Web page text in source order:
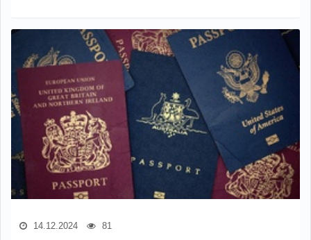
14.12.2024 81